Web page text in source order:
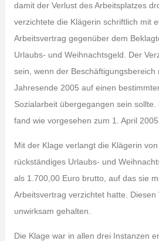
damit der Verlust des Arbeitsplatzes
verzichtete die Klägerin schriftlich mit
Arbeitsvertrag gegenüber dem
Urlaubs- und Weihnachtsgeld. Der
sein, wenn der Beschäftigungsbereich
Jahresende 2005 auf einen
Sozialarbeit übergegangen sein
fand wie vorgesehen zum 1. April 2005
Mit der Klage verlangt die Klägerin
rückständiges Urlaubs- und
als 1.700,00 Euro brutto, auf das sie
Arbeitsvertrag verzichtet hatte. Diesen
unwirksam gehalten.
Die Klage war in allen drei Instanzen